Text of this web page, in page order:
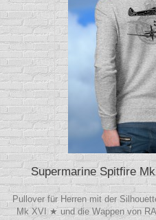
Supermarine Spitfire
Pullover für Herren mit der
Mk XVI ★ und die Wappen von